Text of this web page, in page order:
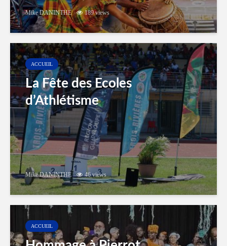
Mike DANINTHE 189 views
ACCUEIL
La Fête des Ecoles
d’Athlétisme
Mike DANINTHE 46 views
ACCUEIL